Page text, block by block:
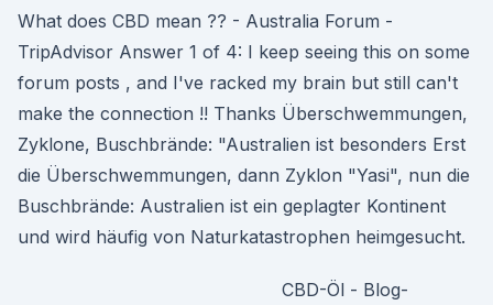
What does CBD mean ?? - Australia Forum -
TripAdvisor Answer 1 of 4: I keep seeing this on some
forum posts , and I've racked my brain but still can't
make the connection !! Thanks Überschwemmungen,
Zyklone, Buschbrände: "Australien ist besonders Erst
die Überschwemmungen, dann Zyklon "Yasi", nun die
Buschbrände: Australien ist ein geplagter Kontinent
und wird häufig von Naturkatastrophen heimgesucht.
CBD-Öl - Blog-